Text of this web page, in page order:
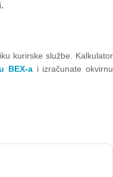
kurirske službe. Kalkulator
BEX-a i izračunate okvirnu